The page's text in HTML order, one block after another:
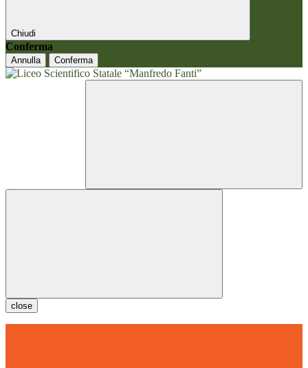
Chiudi
Conferma
Annulla Conferma
close